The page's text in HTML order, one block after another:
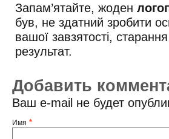
Запам’ятайте, жоден
був, не здатний зробити
вашої завзятості,
результат.
Добавить
Ваш e-mail не будет
Имя *